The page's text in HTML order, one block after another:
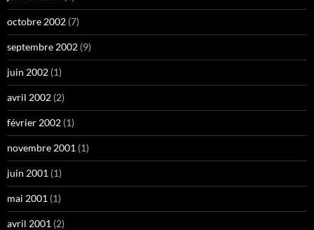
octobre 2002 (7)
septembre 2002 (9)
juin 2002 (1)
avril 2002 (2)
février 2002 (1)
novembre 2001 (1)
juin 2001 (1)
mai 2001 (1)
avril 2001 (2)